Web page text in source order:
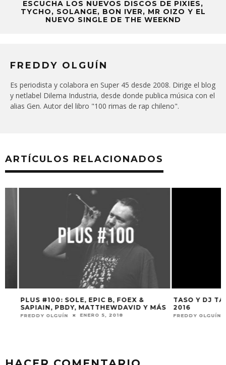
ESCUCHA LOS NUEVOS DISCOS DE PIXIES,
TYCHO, SOLANGE, BON IVER, MR OIZO Y EL
NUEVO SINGLE DE THE WEEKND
FREDDY OLGUÍN
Es periodista y colabora en Super 45 desde 2008. Dirige el blog
y netlabel Dilema Industria, desde donde publica música con el
alias Gen. Autor del libro "100 rimas de rap chileno".
ARTÍCULOS RELACIONADOS
PLUS #100: SOLE, EPIC B, FOEX &
SAPIAIN, PBDY, MATTHEWDAVID Y MÁS
FREDDY OLGUÍN ENERO 5, 2018
TASO Y DJ
2016
FREDDY OLGUÍN